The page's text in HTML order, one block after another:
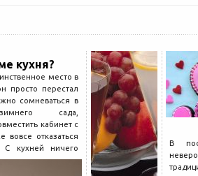
кухня?
место в
просто перестал
сомневаться в
сада,
кабинет с
вовсе отказаться
С кухней ничего
В